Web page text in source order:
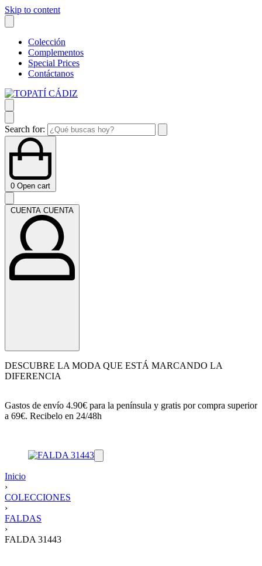
Skip to content
Colección
Complementos
Special Prices
Contáctanos
Search for:
0 Open cart
CUENTA CUENTA
DESCUBRE LA MODA QUE ESTÁ MARCANDO LA
DIFERENCIA
Gastos de envío 4.90€ para la península y gratis por compra superior
a 69€. Recibelo en 24/48h
Inicio
›
COLECCIONES
›
FALDAS
›
FALDA 31443